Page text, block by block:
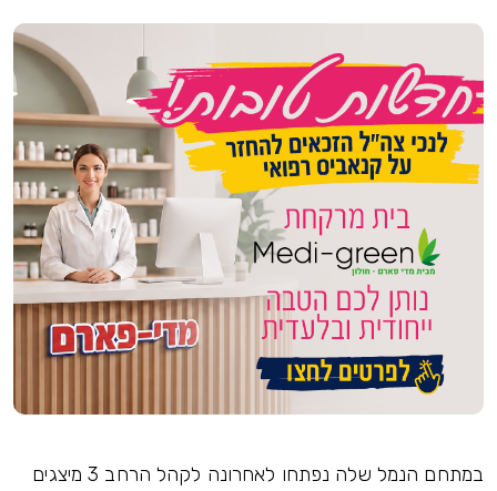
במתחם הנמל שלה נפתחו לאחרונה לקהל הרחב 3 מיצגים